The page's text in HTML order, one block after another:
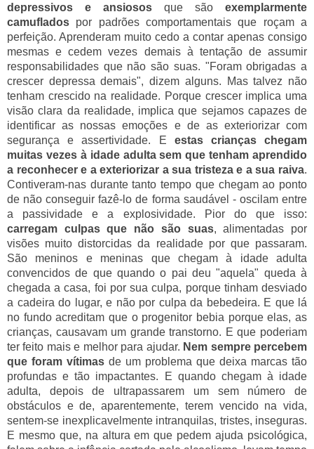
depressivos e ansiosos que são exemplarmente
camuflados por padrões comportamentais que roçam a
perfeição. Aprenderam muito cedo a contar apenas consigo
mesmas e cedem vezes demais à tentação de assumir
responsabilidades que não são suas. "Foram obrigadas a
crescer depressa demais", dizem alguns. Mas talvez não
tenham crescido na realidade. Porque crescer implica uma
visão clara da realidade, implica que sejamos capazes de
identificar as nossas emoções e de as exteriorizar com
segurança e assertividade. E estas crianças chegam
muitas vezes à idade adulta sem que tenham aprendido
a reconhecer e a exteriorizar a sua tristeza e a sua raiva.
Contiveram-nas durante tanto tempo que chegam ao ponto
de não conseguir fazê-lo de forma saudável - oscilam entre
a passividade e a explosividade. Pior do que isso:
carregam culpas que não são suas, alimentadas por
visões muito distorcidas da realidade por que passaram.
São meninos e meninas que chegam à idade adulta
convencidos de que quando o pai deu "aquela" queda à
chegada a casa, foi por sua culpa, porque tinham desviado
a cadeira do lugar, e não por culpa da bebedeira. E que lá
no fundo acreditam que o progenitor bebia porque elas, as
crianças, causavam um grande transtorno. E que poderiam
ter feito mais e melhor para ajudar. Nem sempre percebem
que foram vítimas de um problema que deixa marcas tão
profundas e tão impactantes. E quando chegam à idade
adulta, depois de ultrapassarem um sem número de
obstáculos e de, aparentemente, terem vencido na vida,
sentem-se inexplicavelmente intranquilas, tristes, inseguras.
E mesmo que, na altura em que pedem ajuda psicológica,